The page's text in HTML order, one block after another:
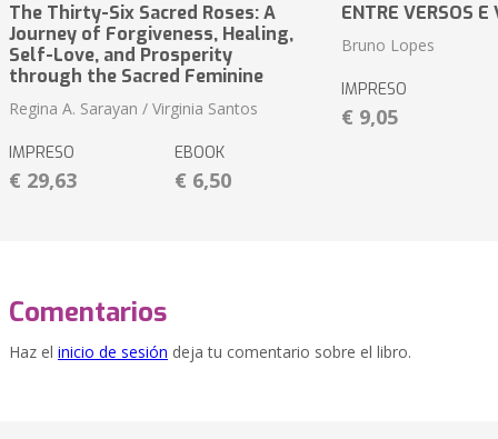
The Thirty-Six Sacred Roses: A
Journey of Forgiveness, Healing,
Self-Love, and Prosperity
through the Sacred Feminine
Regina A. Sarayan / Virginia Santos
IMPRESO
€ 29,63
EBOOK
€ 6,50
ENTRE VERSOS E
Bruno Lopes
IMPRESO
€ 9,05
Comentarios
Haz el inicio de sesión deja tu comentario sobre el libro.